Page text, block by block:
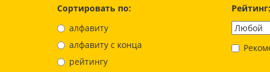
Сортировать по:
алфавиту
aлфавиту с конца
рейтингу
Рейтинг: